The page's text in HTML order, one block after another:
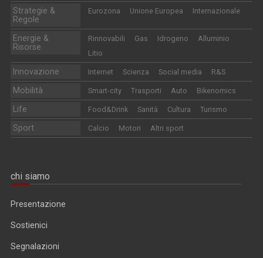
Strategie &
Regole
Eurozona Unione Europea Internazionale
Energie &
Risorse
Rinnovabili Gas Idrogeno
Alluminio
Litio
Innovazione Internet Scienza Social media R&S
Mobilità Smart-city Trasporti Auto Bikenomics
Life Food&Drink Sanità Cultura Turismo
Sport Calcio Motori Altri sport
chi siamo
Presentazione
Sostienici
Segnalazioni